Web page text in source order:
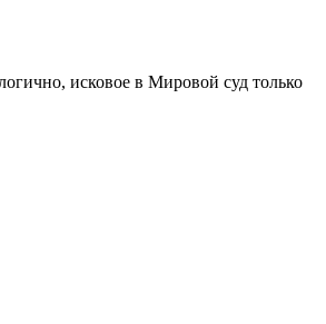
исковое в Мировой суд только